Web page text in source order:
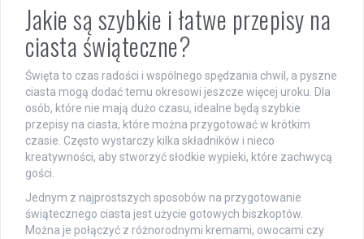
Jakie są szybkie i łatwe przepisy na
ciasta świąteczne?
Święta to czas radości i wspólnego spędzania chwil, a pyszne
ciasta mogą dodać temu okresowi jeszcze więcej uroku. Dla
osób, które nie mają dużo czasu, idealne będą szybkie
przepisy na ciasta, które można przygotować w krótkim
czasie. Często wystarczy kilka składników i nieco
kreatywności, aby stworzyć słodkie wypieki, które zachwycą
gości.
Jednym z najprostszych sposobów na przygotowanie
świątecznego ciasta jest użycie gotowych biszkoptów.
Można je połączyć z różnorodnymi kremami, owocami czy